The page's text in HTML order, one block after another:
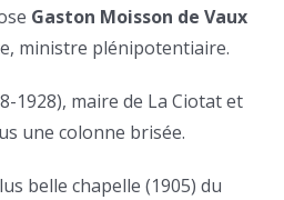
Gaston Moisson de Vaux
ministre plénipotentiaire.
1928), maire de La Ciotat et
une colonne brisée.
belle chapelle (1905) du